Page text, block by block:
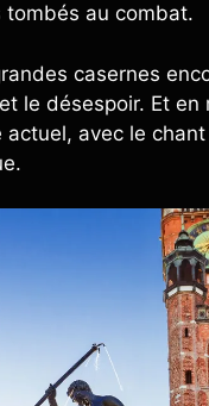
tombés au combat.
casernes
le désespoir. Et
avec le